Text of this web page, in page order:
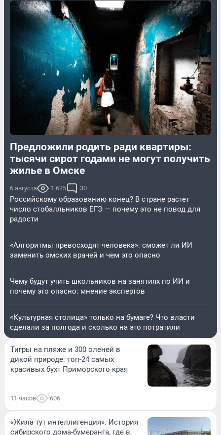
Предложили родить ради квартиры:
тысячи сирот годами не могут получить
жилье в Омске
6 августа 1 625 30
Российскому образованию конец? В стране растет
число стобалльников ЕГЭ — почему это не повод для
радости
«Алгоритмы превосходят человека»: сможет ли ИИ
заменить омских врачей и чем это опасно
Чему будут учить школьников на занятиях по ИИ и
почему это опасно: мнение экспертов
«Культурная столица» только на бумаге? Что власти
сделали за полгода и сколько на это потратили
Тигры на пляже и 300 оленей в
дикой природе: топ-24 самых
красивых бухт Приморского края
11 часов 606
«Жила тут интеллигенция». История
сибирского дома-бумеранга, где в